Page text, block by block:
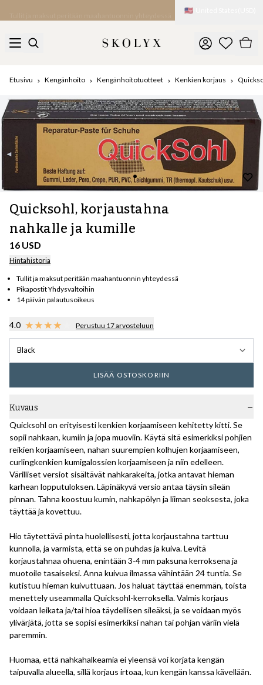
🇺🇸
Etusivu Kengänhoito Kengänhoitotuotteet Kenkien korjaus
Quicksohl, korjaustahna
nahkalle ja kumille
16 USD
Hintahistoria
Tullit ja maksut peritään maahantuonnin yhteydessä
Pikapostit Yhdysvaltoihin
14 päivän palautusoikeus
4.0 Perustuu 17 arvosteluun
Black
LISÄÄ OSTOSKORIIN
Kuvaus
Quicksohl on erityisesti kenkien korjaamiseen kehitetty kitti. Se
sopii nahkaan, kumiin ja jopa muoviin. Käytä sitä esimerkiksi pohjien
reikien korjaamiseen, nahan suurempien kolhujen korjaamiseen,
curlingkenkien kumigalossien korjaamiseen ja niin edelleen.
Värilliset versiot sisältävät nahkarakeita, jotka antavat hieman
karhean lopputuloksen. Läpinäkyvä versio antaa täysin sileän
pinnan. Tahna koostuu kumin, nahkapölyn ja liiman seoksesta, joka
täyttää ja kovettuu.
Hio täytettävä pinta huolellisesti, jotta korjaustahna tarttuu
kunnolla, ja varmista, että se on puhdas ja kuiva. Levitä
korjaustahnaa ohuena, enintään 3-4 mm paksuna kerroksena ja
muotoile tasaiseksi. Anna kuivua ilmassa vähintään 24 tuntia. Se
kutistuu hieman kuivuttuaan. Jos haluat täyttää enemmän, toista
menettely useammalla Quicksohl-kerroksella. Valmis korjaus
voidaan leikata ja/tai hioa täydellisen sileäksi, ja se voidaan myös
ylivärjätä, jotta se sopisi esimerkiksi nahan tai pohjan väriin vielä
paremmin.
Huomaa, että nahkahalkeamia ei yleensä voi korjata kengän
taipuvalla alueella, sillä korjaus irtoaa, kun kengän kanssa kävellään.